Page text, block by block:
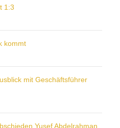
1:3
kommt
mit Geschäftsführer
Yusef Abdelrahman